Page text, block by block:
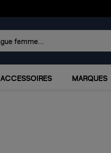
ACCESSOIRES MARQUES